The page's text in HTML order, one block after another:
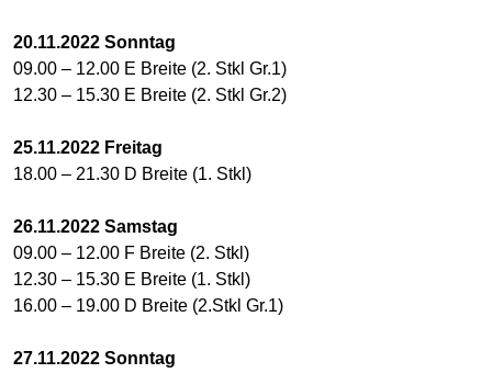
20.11.2022 Sonntag
09.00 – 12.00 E Breite (2. Stkl Gr.1)
12.30 – 15.30 E Breite (2. Stkl Gr.2)
25.11.2022 Freitag
18.00 – 21.30 D Breite (1. Stkl)
26.11.2022 Samstag
09.00 – 12.00 F Breite (2. Stkl)
12.30 – 15.30 E Breite (1. Stkl)
16.00 – 19.00 D Breite (2.Stkl Gr.1)
27.11.2022 Sonntag